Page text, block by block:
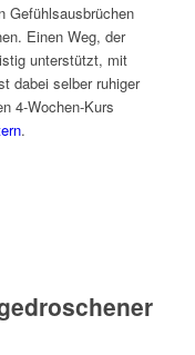
Gefühlsausbrüchen
Einen Weg, der
unterstützt, mit
dabei selber ruhiger
4-Wochen-Kurs
.